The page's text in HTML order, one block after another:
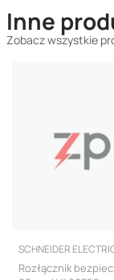
Inne
Zobacz wszystkie
PRODUCENT
SCHNEIDER
Rozłącznik